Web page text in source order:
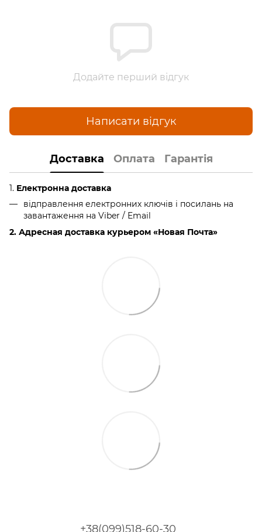
Додайте перший відгук
Написати відгук
Доставка Оплата Гарантія
1. Електронна доставка
відправлення електронних ключів і посилань на
завантаження на Viber / Email
2. Адресная доставка курьером «Новая Почта»
+38(099)518-60-30